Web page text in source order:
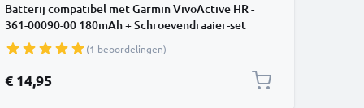
Batterij compatibel met Garmin VivoActive HR -
361-00090-00 180mAh + Schroevendraaier-set
vervangende accu reservebatterij extra energie
(1 beoordelingen)
€ 14,95